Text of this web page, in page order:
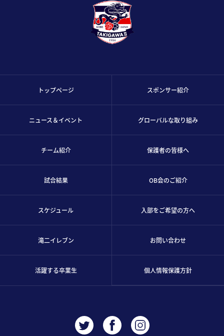
トップページ
ニュース＆イベント
チーム紹介
試合結果
スケジュール
滝二イレブン
活躍する卒業生
スポンサー紹介
グローバルな取り組み
保護者の皆様へ
OB会のご紹介
入部をご希望の方へ
お問い合わせ
個人情報保護方針